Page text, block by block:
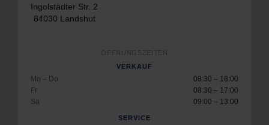
Ingolstädter Str. 2
84030 Landshut
ÖFFNUNGSZEITEN
VERKAUF
Mo – Do
08:30 – 18:00
Fr
08:30 – 17:00
Sa
09:00 – 13:00
SERVICE